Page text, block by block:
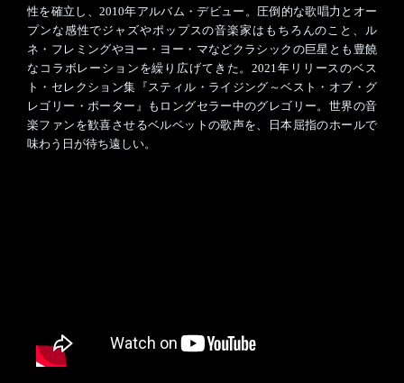
性を確立し、2010年アルバム・デビュー。圧倒的な歌唱力とオー
プンな感性でジャズやポップスの音楽家はもちろんのこと、ル
ネ・フレミングやヨー・ヨー・マなどクラシックの巨星とも豊饒
なコラボレーションを繰り広げてきた。2021年リリースのベス
ト・セレクション集『スティル・ライジング～ベスト・オブ・グ
レゴリー・ポーター』もロングセラー中のグレゴリー。世界の音
楽ファンを歓喜させるベルベットの歌声を、日本屈指のホールで
味わう日が待ち遠しい。